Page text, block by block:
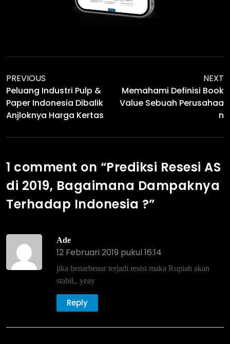
PREVIOUS
Peluang Industri Pulp &
Paper Indonesia Dibalik
Anjloknya Harga Kertas
NEXT
Memahami Definisi Book
Value Sebuah Perusahaa
N
1 comment on “Prediksi Resesi AS
di 2019, Bagaimana Dampaknya
Terhadap Indonesia ?”
Ade
12 Februari 2019 pukul 16:14
jika benarbenar terjadi resisi maka Rupiah akan
stabil,, yeay
Reply